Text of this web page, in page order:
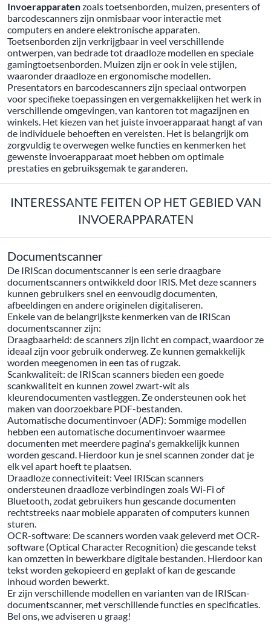
Invoerapparatenzoals toetsenborden, muizen, presenters of
barcodescanners zijn onmisbaar voor interactie met
computers en andere elektronische apparaten.
Toetsenborden zijn verkrijgbaar in veel verschillende
ontwerpen, van bedrade tot draadloze modellen en speciale
gamingtoetsenborden. Muizen zijn er ook in vele stijlen,
waaronder draadloze en ergonomische modellen.
Presentators en barcodescanners zijn speciaal ontworpen
voor specifieke toepassingen en vergemakkelijken het werk in
verschillende omgevingen, van kantoren tot magazijnen en
winkels. Het kiezen van het juiste invoerapparaat hangt af van
de individuele behoeften en vereisten. Het is belangrijk om
zorgvuldig te overwegen welke functies en kenmerken het
gewenste invoerapparaat moet hebben om optimale
prestaties en gebruiksgemak te garanderen.
INTERESSANTE FEITEN OP HET GEBIED VAN
INVOERAPPARATEN
Documentscanner
De IRIScan documentscanner is een serie draagbare
documentscanners ontwikkeld door IRIS. Met deze scanners
kunnen gebruikers snel en eenvoudig documenten,
afbeeldingen en andere originelen digitaliseren.
Enkele van de belangrijkste kenmerken van de IRIScan
documentscanner zijn:
Draagbaarheid: de scanners zijn licht en compact, waardoor ze
ideaal zijn voor gebruik onderweg. Ze kunnen gemakkelijk
worden meegenomen in een tas of rugzak.
Scankwaliteit: de IRIScan scanners bieden een goede
scankwaliteit en kunnen zowel zwart-wit als
kleurendocumenten vastleggen. Ze ondersteunen ook het
maken van doorzoekbare PDF-bestanden.
Automatische documentinvoer (ADF): Sommige modellen
hebben een automatische documentinvoer waarmee
documenten met meerdere pagina's gemakkelijk kunnen
worden gescand. Hierdoor kun je snel scannen zonder dat je
elk vel apart hoeft te plaatsen.
Draadloze connectiviteit: Veel IRIScan scanners
ondersteunen draadloze verbindingen zoals Wi-Fi of
Bluetooth, zodat gebruikers hun gescande documenten
rechtstreeks naar mobiele apparaten of computers kunnen
sturen.
OCR-software: De scanners worden vaak geleverd met OCR-
software (Optical Character Recognition) die gescande tekst
kan omzetten in bewerkbare digitale bestanden. Hierdoor kan
tekst worden gekopieerd en geplakt of kan de gescande
inhoud worden bewerkt.
Er zijn verschillende modellen en varianten van de IRIScan-
documentscanner, met verschillende functies en specificaties.
Bel ons, we adviseren u graag!